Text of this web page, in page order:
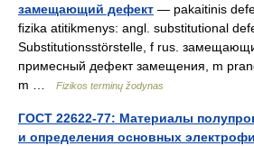
замещающий дефект — pakaitinis
fizika atitikmenys: angl. substitutional
Substitutionsstörstelle, f rus.
примесный дефект замещения, m
m …
Fizikos terminų žodynas
ГОСТ 22622-77: Материалы
и определения основных